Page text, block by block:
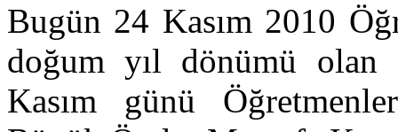
Bugün 24 Kasım 2010
doğum yıl dönümü olan
Kasım günü